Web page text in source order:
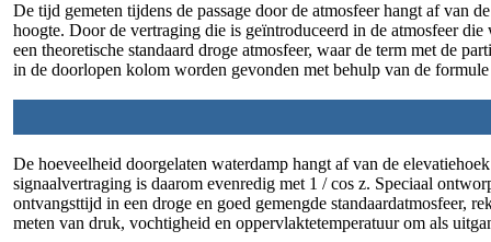
De tijd gemeten tijdens de passage door de atmosfeer hangt af van
hoogte. Door de vertraging die is geïntroduceerd in de atmosfeer
een theoretische standaard droge atmosfeer, waar de term met de
in de doorlopen kolom worden gevonden met behulp van de
De hoeveelheid doorgelaten waterdamp hangt af van de
signaalvertraging is daarom evenredig met 1 / cos z. Speciaal
ontvangsttijd in een droge en goed gemengde standaardatmosfeer,
meten van druk, vochtigheid en oppervlaktetemperatuur om als